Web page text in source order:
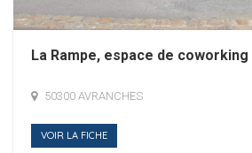
La Rampe, espace de coworking
50300 AVRANCHES
VOIR LA FICHE